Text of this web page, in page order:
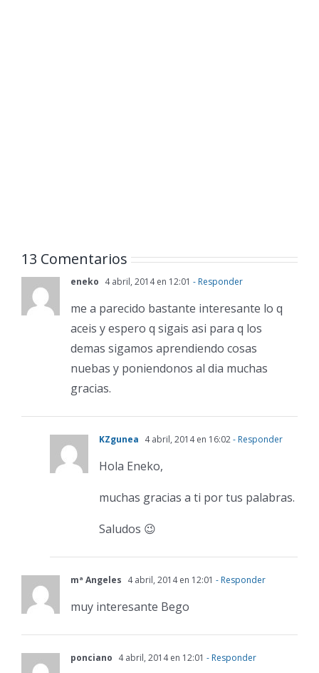
13 Comentarios
eneko 4 abril, 2014 en 12:01 - Responder
me a parecido bastante interesante lo q
aceis y espero q sigais asi para q los
demas sigamos aprendiendo cosas
nuebas y poniendonos al dia muchas
gracias.
KZgunea 4 abril, 2014 en 16:02- Responder
Hola Eneko,
muchas gracias a ti por tus palabras.
Saludos 😉
mª Angeles 4 abril, 2014 en 12:01 - Responder
muy interesante Bego
ponciano 4 abril, 2014 en 12:01 - Responder